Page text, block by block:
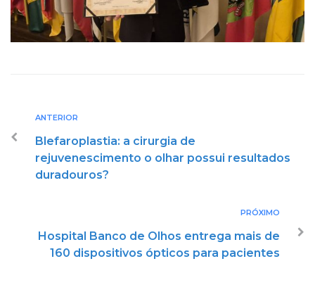
ANTERIOR
Blefaroplastia: a cirurgia de
rejuvenescimento o olhar possui resultados
duradouros?
PRÓXIMO
Hospital Banco de Olhos entrega mais de
160 dispositivos ópticos para pacientes